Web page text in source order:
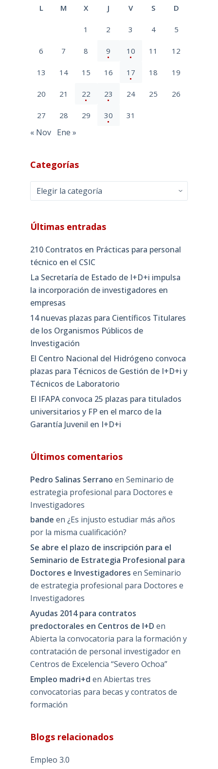
L M X J V S D
1 2 3 4 5
6 7 8 9 10 11 12
13 14 15 16 17 18 19
20 21 22 23 24 25 26
27 28 29 30 31
« Nov Ene »
Categorías
Categorías
Últimas entradas
210 Contratos en Prácticas para personal
técnico en el CSIC
La Secretaría de Estado de I+D+i impulsa
la incorporación de investigadores en
empresas
14 nuevas plazas para Científicos Titulares
de los Organismos Públicos de
Investigación
El Centro Nacional del Hidrógeno convoca
plazas para Técnicos de Gestión de I+D+i y
Técnicos de Laboratorio
El IFAPA convoca 25 plazas para titulados
universitarios y FP en el marco de la
Garantía Juvenil en I+D+i
Últimos comentarios
Pedro Salinas Serrano en Seminario de
estrategia profesional para Doctores e
Investigadores
bande en ¿Es injusto estudiar más años
por la misma cualificación?
Se abre el plazo de inscripción para el
Seminario de Estrategia Profesional para
Doctores e Investigadores en Seminario
de estrategia profesional para Doctores e
Investigadores
Ayudas 2014 para contratos
predoctorales en Centros de I+D en
Abierta la convocatoria para la formación y
contratación de personal investigador en
Centros de Excelencia “Severo Ochoa”
Empleo madri+d en Abiertas tres
convocatorias para becas y contratos de
formación
Blogs relacionados
Empleo 3.0